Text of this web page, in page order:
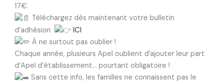
17€.
Téléchargez dès maintenant votre bulletin
d’adhésion
ICI
À ne surtout pas oublier !
Chaque année, plusieurs Apel oublient d’ajouter leur part
d’Apel d’établissement… pourtant obligatoire !
Sans cette info, les familles ne connaissent pas le